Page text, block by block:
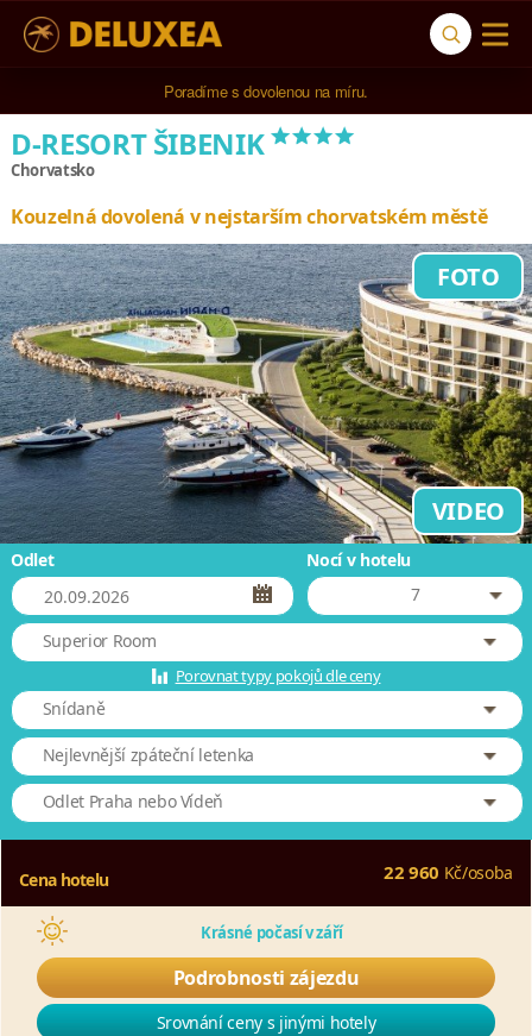
5* cestovní kancelář na luxusní dovolenou od 100.000 Kč.
D-RESORT ŠIBENIK****
Chorvatsko
Kouzelná dovolená v nejstarším chorvatském městě
FOTO
VIDEO
Odlet
Nocí v hotelu
7
Superior Room
Porovnat typy pokojů dle ceny
Snídaně
Nejlevnější zpáteční letenka
Odlet Praha nebo Vídeň
Cena hotelu 22 960 Kč/osoba
Krásné počasí v září
Podrobnosti zájezdu
Srovnání ceny s jinými hotely